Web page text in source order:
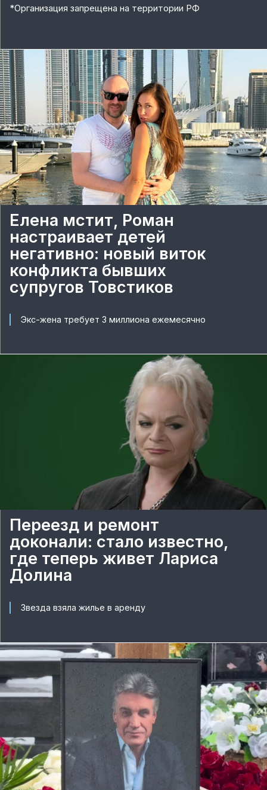
*Организация запрещена на территории РФ
Елена мстит, Роман
настраивает детей
негативно: новый виток
конфликта бывших
супругов Товстиков
Экс-жена требует 3 миллиона ежемесячно
Переезд и ремонт
доконали: стало известно,
где теперь живет Лариса
Долина
Звезда взяла жилье в аренду